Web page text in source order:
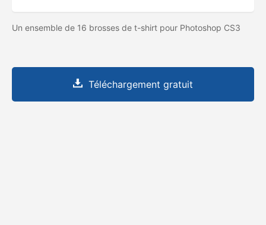
Un ensemble de 16 brosses de t-shirt pour Photoshop CS3
Téléchargement gratuit